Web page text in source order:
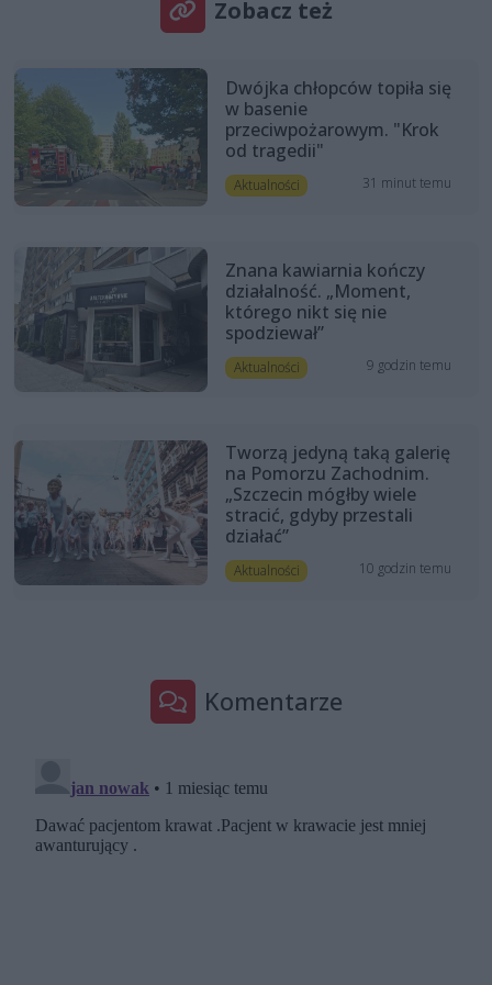
Zobacz też
Dwójka chłopców topiła się
w basenie
przeciwpożarowym. "Krok
od tragedii"
Aktualności 31 minut temu
Znana kawiarnia kończy
działalność. „Moment,
którego nikt się nie
spodziewał”
Aktualności 9 godzin temu
Tworzą jedyną taką galerię
na Pomorzu Zachodnim.
„Szczecin mógłby wiele
stracić, gdyby przestali
działać”
Aktualności 10 godzin temu
Komentarze